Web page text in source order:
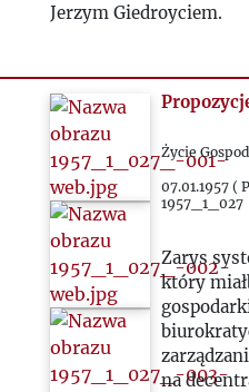
Jerzym Giedroyciem.
Życie
07.01.1957 (
1957_1_027
Zarys
który
na